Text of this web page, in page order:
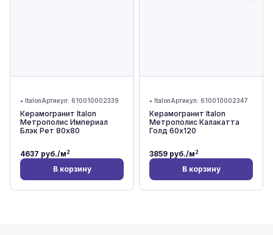
• ItalonАртикул: 610010002339
Керамогранит Italon
Метрополис Империал
Блэк Рет 80x80
4637 руб./м2
В корзину
• ItalonАртикул: 610010002347
Керамогранит Italon
Метрополис Калакатта
Голд 60x120
3859 руб./м2
В корзину